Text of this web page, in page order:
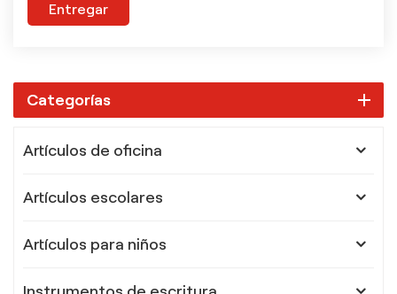
Entregar
Categorías
Artículos de oficina
Artículos escolares
Artículos para niños